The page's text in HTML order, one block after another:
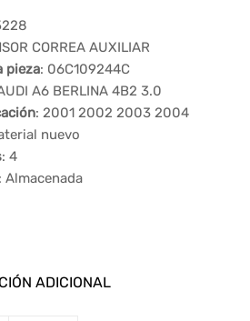
CORREA AUXILIAR
pieza: 06C109244C
A6 BERLINA 4B2 3.0
: 2001 2002 2003 2004
nuevo
: 4
: Almacenada
ADICIONAL